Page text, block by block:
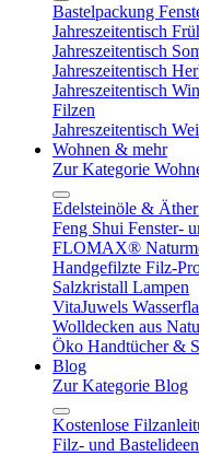
Bastelpackung
Jahreszeitentisch
Jahreszeitentisch
Jahreszeitentisch
Jahreszeitentisch
Filzen
Jahreszeitentisch
Wohnen & mehr
Zur Kategorie
Edelsteinöle &
Feng Shui Fenster-
FLOMAX®
Handgefilzte Filz-
Salzkristall Lampen
VitaJuwels
Wolldecken aus
Öko Handtücher &
Blog
Zur Kategorie Blog
Kostenlose
Filz- und